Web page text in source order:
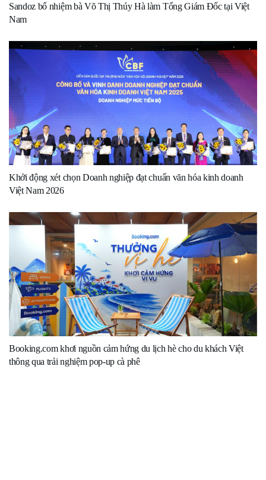
Sandoz bổ nhiệm bà Võ Thị Thúy Hà làm Tổng Giám Đốc tại Việt
Nam
Khởi động xét chọn Doanh nghiệp đạt chuẩn văn hóa kinh doanh
Việt Nam 2026
Booking.com khơi nguồn cảm hứng du lịch hè cho du khách Việt
thông qua trải nghiệm pop-up cà phê